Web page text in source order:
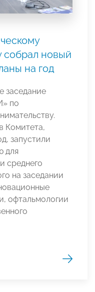
собрал новый
на год
заседание
по
Комитета,
запустили
для
среднего
на заседании
офтальмологии